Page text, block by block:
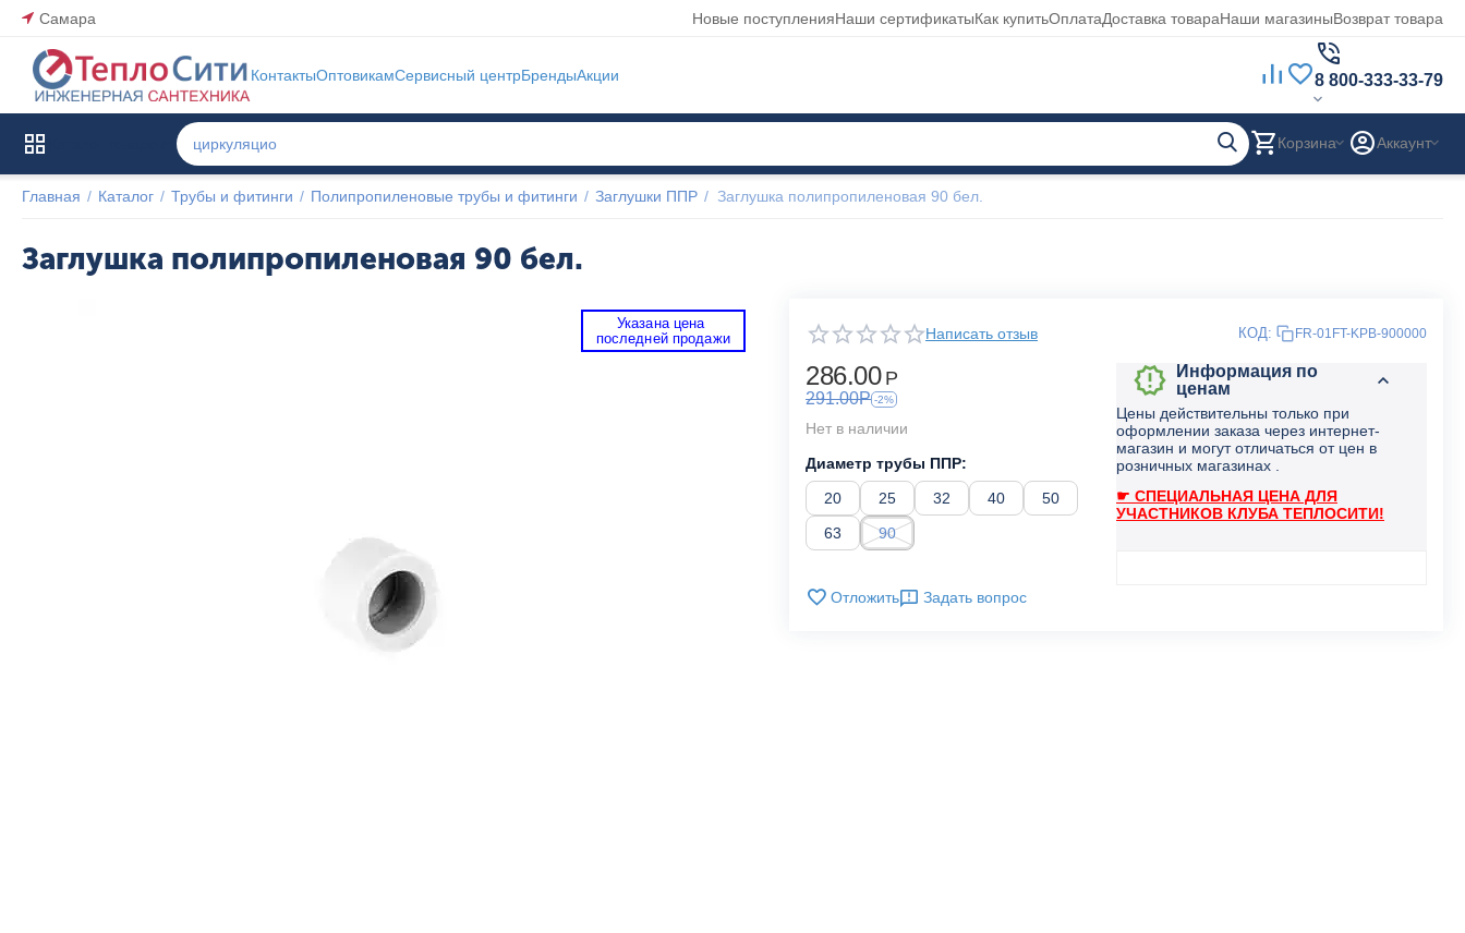
Самара Новые поступленияНаши сертификатыКак купитьОплатаДоставка товараНаши магазиныВозврат товара
КонтактыОптовикамСервисный центрБрендыАкции 8 800-333-33-79
Корзина Аккаунт
Главная / Каталог / Трубы и фитинги / Полипропиленовые трубы и фитинги / Заглушки ППР / Заглушка полипропиленовая 90 бел.
Заглушка полипропиленовая 90 бел.
Указана цена
последней продажи
Написать отзыв КОД: FR-01FT-KPB-900000
286.00 Р
291.00Р -2%
Нет в наличии
Диаметр трубы ППР:
20
25 32 40
50
63
90
Отложить Задать вопрос
Информация по
ценам
Цены действительны только при
оформлении заказа через интернет-
магазин и могут отличаться от цен в
розничных магазинах .
☛ СПЕЦИАЛЬНАЯ ЦЕНА ДЛЯ
УЧАСТНИКОВ КЛУБА ТЕПЛОСИТИ!